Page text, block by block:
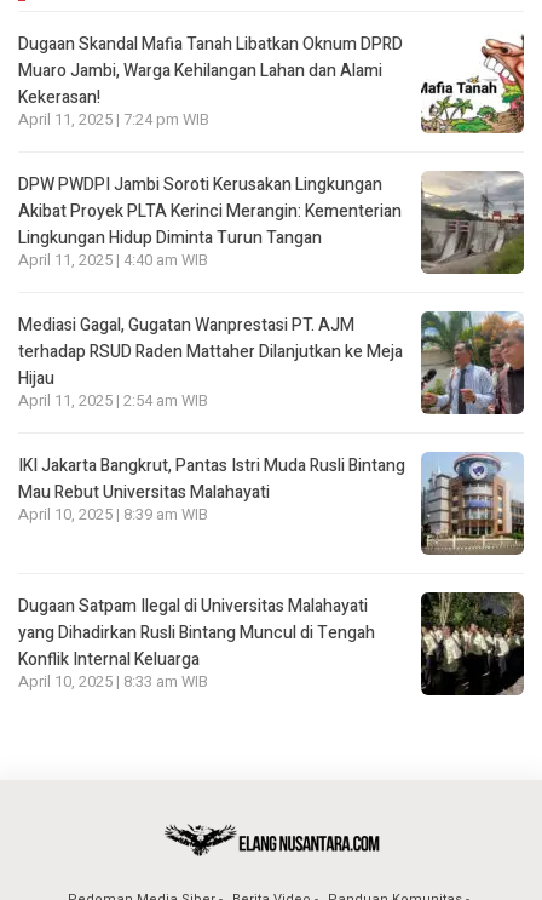
Dugaan Skandal Mafia Tanah Libatkan Oknum DPRD
Muaro Jambi, Warga Kehilangan Lahan dan Alami
Kekerasan!
April 11, 2025 | 7:24 pm WIB
DPW PWDPI Jambi Soroti Kerusakan Lingkungan
Akibat Proyek PLTA Kerinci Merangin: Kementerian
Lingkungan Hidup Diminta Turun Tangan
April 11, 2025 | 4:40 am WIB
Mediasi Gagal, Gugatan Wanprestasi PT. AJM
terhadap RSUD Raden Mattaher Dilanjutkan ke Meja
Hijau
April 11, 2025 | 2:54 am WIB
IKI Jakarta Bangkrut, Pantas Istri Muda Rusli Bintang
Mau Rebut Universitas Malahayati
April 10, 2025 | 8:39 am WIB
Dugaan Satpam Ilegal di Universitas Malahayati
yang Dihadirkan Rusli Bintang Muncul di Tengah
Konflik Internal Keluarga
April 10, 2025 | 8:33 am WIB